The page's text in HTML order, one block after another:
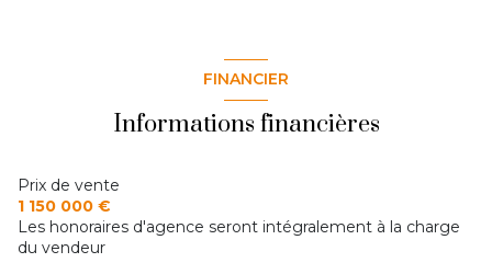
cuisine séparée (équipée)
2 parking(s)
FINANCIER
Informations financières
Prix de vente
1 150 000 €
Les honoraires d'agence seront intégralement à la charge
du vendeur